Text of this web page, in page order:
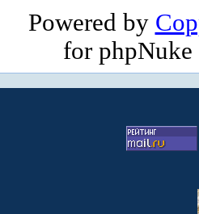
Powered by
for